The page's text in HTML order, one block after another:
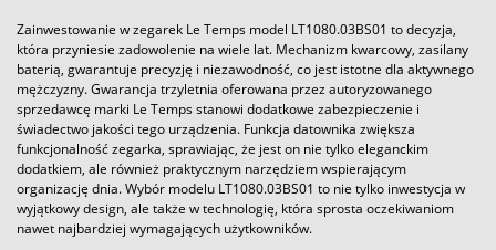
Zainwestowanie w zegarek Le Temps model LT1080.03BS01 to decyzja,
która przyniesie zadowolenie na wiele lat. Mechanizm kwarcowy, zasilany
baterią, gwarantuje precyzję i niezawodność, co jest istotne dla aktywnego
mężczyzny. Gwarancja trzyletnia oferowana przez autoryzowanego
sprzedawcę marki Le Temps stanowi dodatkowe zabezpieczenie i
świadectwo jakości tego urządzenia. Funkcja datownika zwiększa
funkcjonalność zegarka, sprawiając, że jest on nie tylko eleganckim
dodatkiem, ale również praktycznym narzędziem wspierającym
organizację dnia. Wybór modelu LT1080.03BS01 to nie tylko inwestycja w
wyjątkowy design, ale także w technologię, która sprosta oczekiwaniom
nawet najbardziej wymagających użytkowników.